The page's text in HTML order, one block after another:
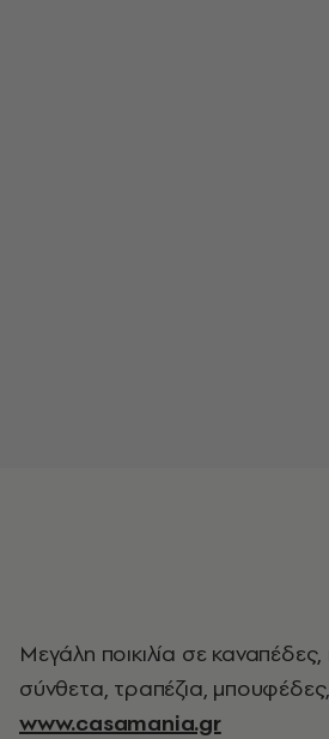
Μεγάλη ποικιλία σε
σύνθετα, τραπέζια, μπουφέδες,
www.casamania.gr